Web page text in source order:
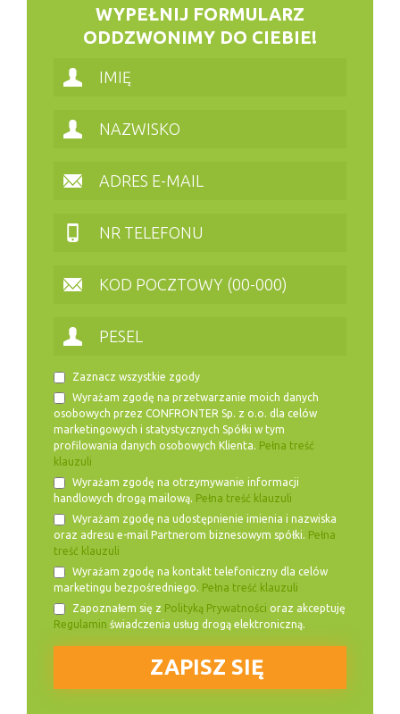
WYPEŁNIJ FORMULARZ
ODDZWONIMY DO CIEBIE!
Zaznacz wszystkie zgody
Wyrażam zgodę na przetwarzanie moich danych
osobowych przez CONFRONTER Sp. z o.o. dla celów
marketingowych i statystycznych Spółki w tym
profilowania danych osobowych Klienta. Pełna treść
klauzuli
Wyrażam zgodę na otrzymywanie informacji
handlowych drogą mailową. Pełna treść klauzuli
Wyrażam zgodę na udostępnienie imienia i nazwiska
oraz adresu e-mail Partnerom biznesowym spółki. Pełna
treść klauzuli
Wyrażam zgodę na kontakt telefoniczny dla celów
marketingu bezpośredniego. Pełna treść klauzuli
Zapoznałem się z Polityką Prywatności oraz akceptuję
Regulamin świadczenia usług drogą elektroniczną.